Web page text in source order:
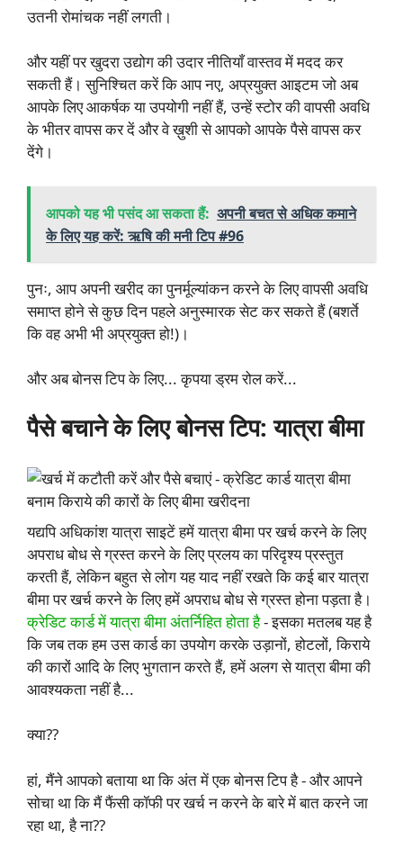
उतनी रोमांचक नहीं लगती।
और यहीं पर खुदरा उद्योग की उदार नीतियाँ वास्तव में मदद कर
सकती हैं। सुनिश्चित करें कि आप नए, अप्रयुक्त आइटम जो अब
आपके लिए आकर्षक या उपयोगी नहीं हैं, उन्हें स्टोर की वापसी अवधि
के भीतर वापस कर दें और वे ख़ुशी से आपको आपके पैसे वापस कर
देंगे।
आपको यह भी पसंद आ सकता हैं: अपनी बचत से अधिक कमाने
के लिए यह करें: ऋषि की मनी टिप #96
पुनः, आप अपनी खरीद का पुनर्मूल्यांकन करने के लिए वापसी अवधि
समाप्त होने से कुछ दिन पहले अनुस्मारक सेट कर सकते हैं (बशर्ते
कि वह अभी भी अप्रयुक्त हो!)।
और अब बोनस टिप के लिए... कृपया ड्रम रोल करें...
पैसे बचाने के लिए बोनस टिप: यात्रा बीमा
यद्यपि अधिकांश यात्रा साइटें हमें यात्रा बीमा पर खर्च करने के लिए
अपराध बोध से ग्रस्त करने के लिए प्रलय का परिदृश्य प्रस्तुत
करती हैं, लेकिन बहुत से लोग यह याद नहीं रखते कि कई बार यात्रा
बीमा पर खर्च करने के लिए हमें अपराध बोध से ग्रस्त होना पड़ता है।
क्रेडिट कार्ड में यात्रा बीमा अंतर्निहित होता है- इसका मतलब यह है
कि जब तक हम उस कार्ड का उपयोग करके उड़ानों, होटलों, किराये
की कारों आदि के लिए भुगतान करते हैं, हमें अलग से यात्रा बीमा की
आवश्यकता नहीं है...
क्या??
हां, मैंने आपको बताया था कि अंत में एक बोनस टिप है - और आपने
सोचा था कि मैं फैंसी कॉफी पर खर्च न करने के बारे में बात करने जा
रहा था, है ना??